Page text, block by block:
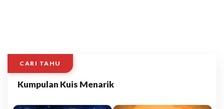
CARI TAHU
Kumpulan Kuis Menarik